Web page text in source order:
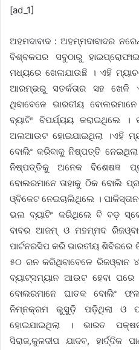
[ad_1]
ଅହମଦାବାଦ : ଅହମ୍ମଦାବାଦର
ବିଶ୍ବକପର ସବୁଠାରୁ
ମଧ୍ୟରେ ଖେଳାଯାଉଛି । ଏହି
ଆରମ୍ଭରୁ ସତର୍କତାର ସହ
ଥିବାବେଳେ ଭାରତୀୟ
ବ୍ୟାଟିଂ ବିପର୍ଯ୍ୟୟ କରାଇଥିଲେ ।
ଅଲଆଉଟ ହୋଇଯାଇଥିଲା ।ଏହି
ବୋଲିଂ କରିବାକୁ ନିଷ୍ପତ୍ତି
ନିଷ୍ପତ୍ତିକୁ ଅନେକ ବିଶେଷଜ୍ଞ
ବୋଲରମାନେ ତାହାକୁ ଠିକ ବୋଲି
ଓ୍ବିକେଟ ନେଇଚାଲିଥିଲେ ।
ଭଲ ବ୍ୟାଟିଂ କରିଥିଲେ ବି ବଡ଼
ବାବର ଆଜମ୍ ଓ ମହମ୍ମଦ
ପାର୍ଟନରସିପ କରି ଭାରତୀୟ ଶିବିରରେ
୫୦ ରନ କରିଥିବାବେଳେ
ବ୍ୟାଟ୍ସମ୍ୟାନ ଆଉଟ ହେବା ପରେ
ବୋଲରମାନେ ଘାତକ ବୋଲିଂ
ନିମ୍ନକ୍ରମ ଭୁସୁଡ଼ି ପଡ଼ିଥିଲା ଓ
ହୋଇଯାଇଥିଲା । ଭାରତ
ସିରାଜ,କୁଳଦୀପ ଯାଦବ, ହାର୍ଦ୍ଦିକ